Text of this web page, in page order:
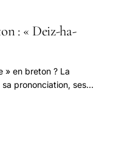
: « Deiz-ha-
» en breton ? La
prononciation, ses